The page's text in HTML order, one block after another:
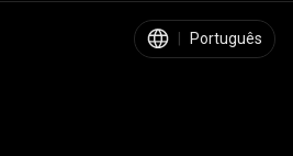
| Português